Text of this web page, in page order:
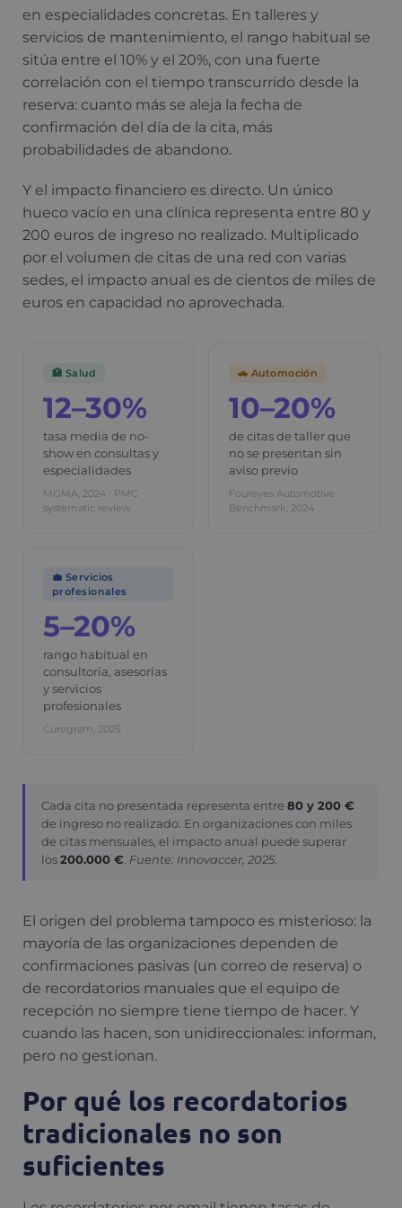
en especialidades concretas. En talleres y
servicios de mantenimiento, el rango habitual se
sitúa entre el 10% y el 20%, con una fuerte
correlación con el tiempo transcurrido desde la
reserva: cuanto más se aleja la fecha de
confirmación del día de la cita, más
probabilidades de abandono.
Y el impacto financiero es directo. Un único
hueco vacío en una clínica representa entre 80 y
200 euros de ingreso no realizado. Multiplicado
por el volumen de citas de una red con varias
sedes, el impacto anual es de cientos de miles de
euros en capacidad no aprovechada.
🏥 Salud
12–30%
tasa media de no-
show en consultas y
especialidades
MGMA, 2024 · PMC
systematic review
🚗 Automoción
10–20%
de citas de taller que
no se presentan sin
aviso previo
Foureyes Automotive
Benchmark, 2024
💼 Servicios
profesionales
5–20%
rango habitual en
consultoría, asesorías
y servicios
profesionales
Curogram, 2025
Cada cita no presentada representa entre 80 y 200 €
de ingreso no realizado. En organizaciones con miles
de citas mensuales, el impacto anual puede superar
los200.000 € Fuente: Innovaccer, 2025.
El origen del problema tampoco es misterioso: la
mayoría de las organizaciones dependen de
confirmaciones pasivas (un correo de reserva) o
de recordatorios manuales que el equipo de
recepción no siempre tiene tiempo de hacer. Y
cuando las hacen, son unidireccionales: informan,
pero no gestionan.
Por qué los recordatorios
tradicionales no son
suficientes